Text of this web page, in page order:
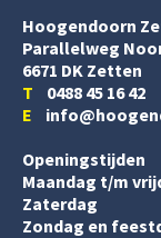
Hoogendoorn
Parallelweg
6671 DK Zetten
T 0488 45 16 42
E
Openingstijden
Maandag t/m
Zaterdag
Zondag en